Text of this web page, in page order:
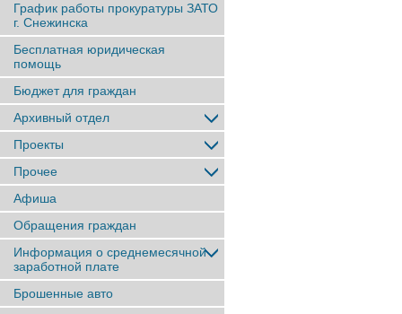
График работы прокуратуры ЗАТО
г. Снежинска
Бесплатная юридическая
помощь
Бюджет для граждан
Архивный отдел
Проекты
Прочее
Афиша
Обращения граждан
Информация о среднемесячной
заработной плате
Брошенные авто